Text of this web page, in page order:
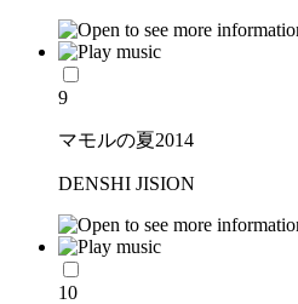
9
マモルの夏2014
DENSHI JISION
10